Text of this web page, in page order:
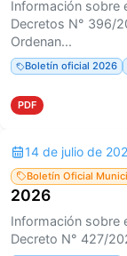
Información sobre
Decretos N° 396/
Ordenan...
Boletín oficial 2026
PDF
14 de julio de
Boletín Oficial
2026
Información sobre
Decreto N° 427/